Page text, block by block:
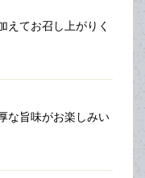
えてお召し上がりく
な旨味がお楽しみい